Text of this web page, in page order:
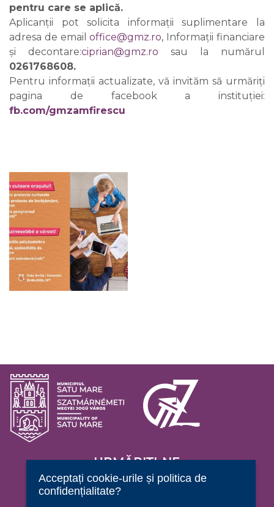
pentru care se aplică.
Aplicanții pot solicita informații suplimentare la
adresa de emailoffice@gmz.ro, Informații financiare
și decontare:ciprian@gmz.ro sau la numărul
0261768608.
Pentru informații actualizate, vă invităm să urmăriți
pagina de facebook a instituției:
fb.com/gmzamfirescu
URMĂRIȚI-NE
Acceptați cookie-urile și politica de
confidențialitate?